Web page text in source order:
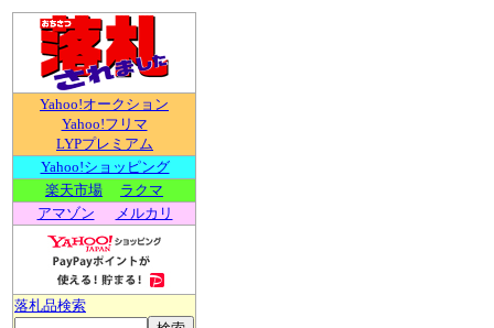
Yahoo!オークション
Yahoo!フリマ
LYPプレミアム
Yahoo!ショッピング
楽天市場
ラクマ
アマゾン
メルカリ
落札品検索